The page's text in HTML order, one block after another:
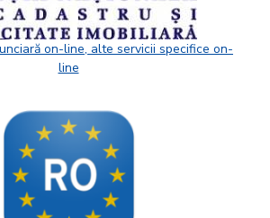
on-line, alte servicii specifice on-
line